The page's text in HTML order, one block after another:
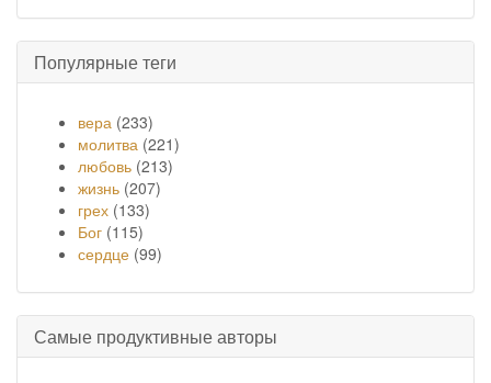
Популярные теги
вера (233)
молитва (221)
любовь (213)
жизнь (207)
грех (133)
Бог (115)
сердце (99)
Самые продуктивные авторы